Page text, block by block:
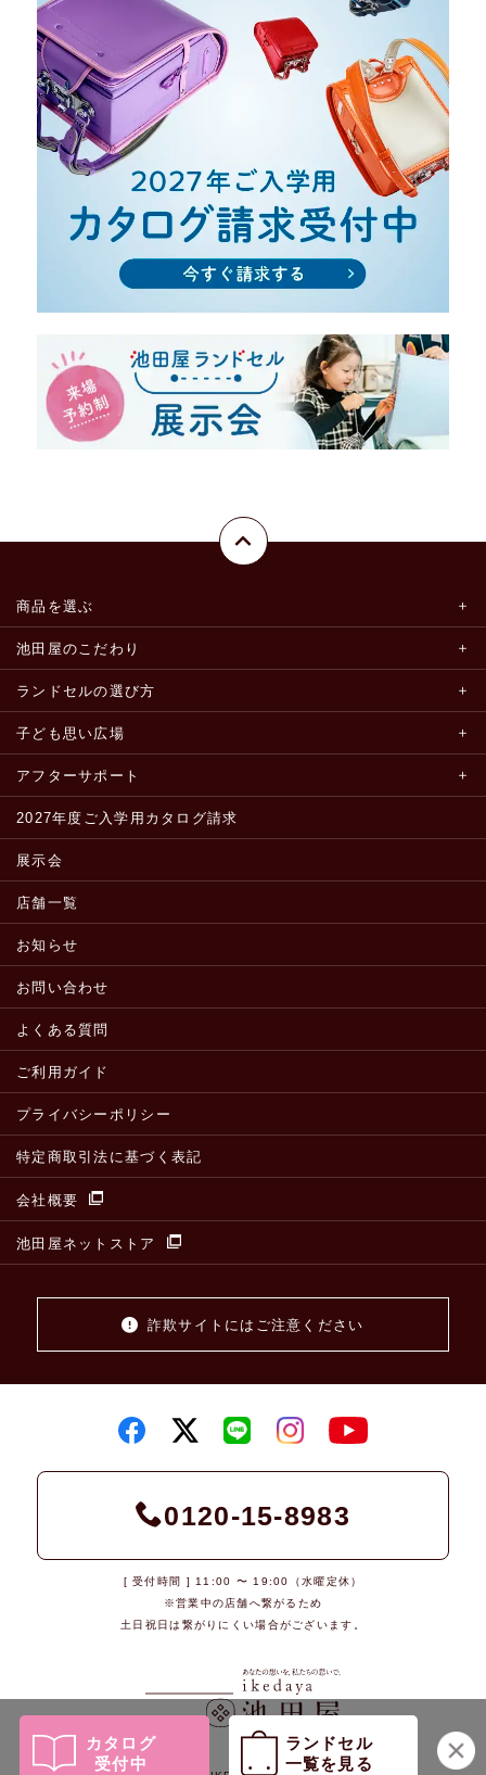
カタログ
受付中
ランドセル
一覧を見る
商品を選ぶ
池田屋のこだわり
ランドセルの選び方
子ども思い広場
アフターサポート
2027年度ご入学用カタログ請求
展示会
店舗一覧
お知らせ
お問い合わせ
よくある質問
ご利用ガイド
プライバシーポリシー
特定商取引法に基づく表記
会社概要
池田屋ネットストア
詐欺サイトにはご注意ください
0120-15-8983
[ 受付時間 ] 11:00 〜 19:00（水曜定休）
※営業中の店舗へ繋がるため
土日祝日は繋がりにくい場合がございます。